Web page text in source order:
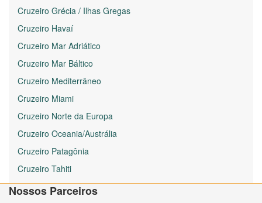
Cruzeiro Grécia / Ilhas Gregas
Cruzeiro Havaí
Cruzeiro Mar Adriático
Cruzeiro Mar Báltico
Cruzeiro Mediterrâneo
Cruzeiro Miami
Cruzeiro Norte da Europa
Cruzeiro Oceania/Austrália
Cruzeiro Patagônia
Cruzeiro Tahiti
Nossos Parceiros